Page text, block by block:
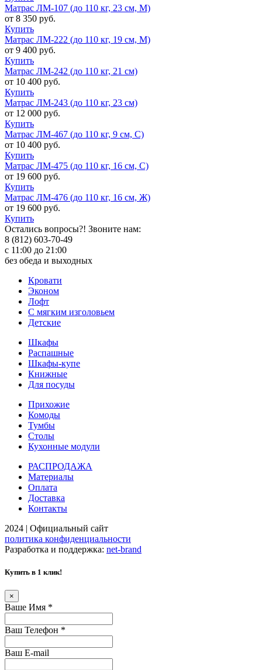
Матрас ЛМ-107 (до 110 кг, 23 см, М)
от 8 350 руб.
Купить
Матрас ЛМ-222 (до 110 кг, 19 см, М)
от 9 400 руб.
Купить
Матрас ЛМ-242 (до 110 кг, 21 см)
от 10 400 руб.
Купить
Матрас ЛМ-243 (до 110 кг, 23 см)
от 12 000 руб.
Купить
Матрас ЛМ-467 (до 110 кг, 9 см, С)
от 10 400 руб.
Купить
Матрас ЛМ-475 (до 110 кг, 16 см, С)
от 19 600 руб.
Купить
Матрас ЛМ-476 (до 110 кг, 16 см, Ж)
от 19 600 руб.
Купить
Остались вопросы?! Звоните нам:
8 (812) 603-70-49
с 11:00 до 21:00
без обеда и выходных
Кровати
Эконом
Лофт
С мягким изголовьем
Детские
Шкафы
Распашные
Шкафы-купе
Книжные
Для посуды
Прихожие
Комоды
Тумбы
Столы
Кухонные модули
РАСПРОДАЖА
Материалы
Оплата
Доставка
Контакты
2024 | Официальный сайт
политика конфиденциальности
Разработка и поддержка: net-brand
Купить в 1 клик!
×
Ваше Имя *
Ваш Телефон *
Ваш E-mail